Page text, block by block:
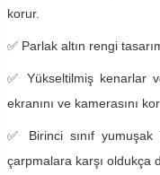
korur.
✅ Parlak altın rengi
✅ Yükseltilmiş kenarlar
ekranını ve kamerasını
✅ Birinci sınıf
çarpmalara karşı oldukça